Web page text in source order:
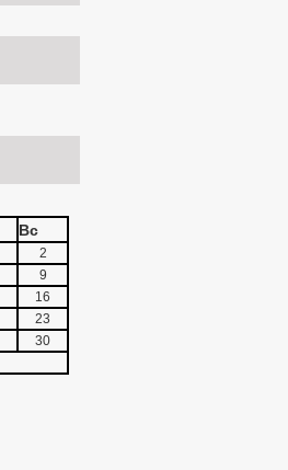
Вс
2
9
16
23
30